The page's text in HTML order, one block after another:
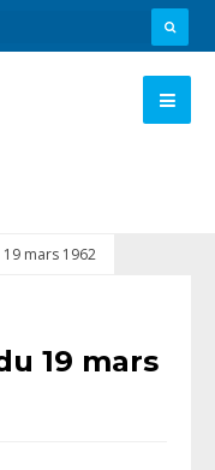
mars 1962
19 mars